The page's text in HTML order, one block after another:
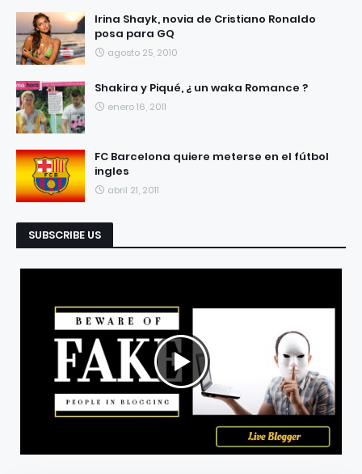
RECIENTES
Irina Shayk, novia de Cristiano Ronaldo
posa para GQ
agosto 25, 2010
Shakira y Piqué, ¿ un waka Romance ?
enero 16, 2011
FC Barcelona quiere meterse en el fútbol
ingles
abril 21, 2011
SUBSCRIBE US